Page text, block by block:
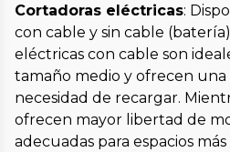
Cortadoras eléctricas:
con cable y sin cable
eléctricas con cable son
tamaño medio y ofrecen
necesidad de recargar.
ofrecen mayor libertad de
adecuadas para espacios